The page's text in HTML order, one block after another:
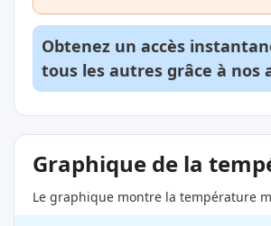
Obtenez un accès
tous les autres grâce à nos
Graphique de la
Le graphique montre la température